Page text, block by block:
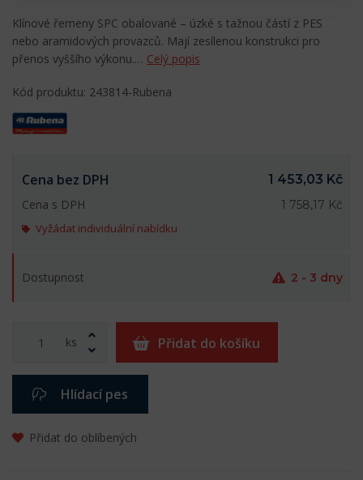
Klínové řemeny SPC obalované – úzké s tažnou částí z PES
nebo aramidových provazců. Mají zesílenou konstrukci pro
přenos vyššího výkonu.… Celý popis
Kód produktu: 243814-Rubena
Cena bez DPH
1 453,03 Kč
Cena s DPH
1 758,17 Kč
Vyžádat individuální nabídku
Dostupnost 2 - 3 dny
ks Přidat do košíku
Hlídací pes
Přidat do oblíbených